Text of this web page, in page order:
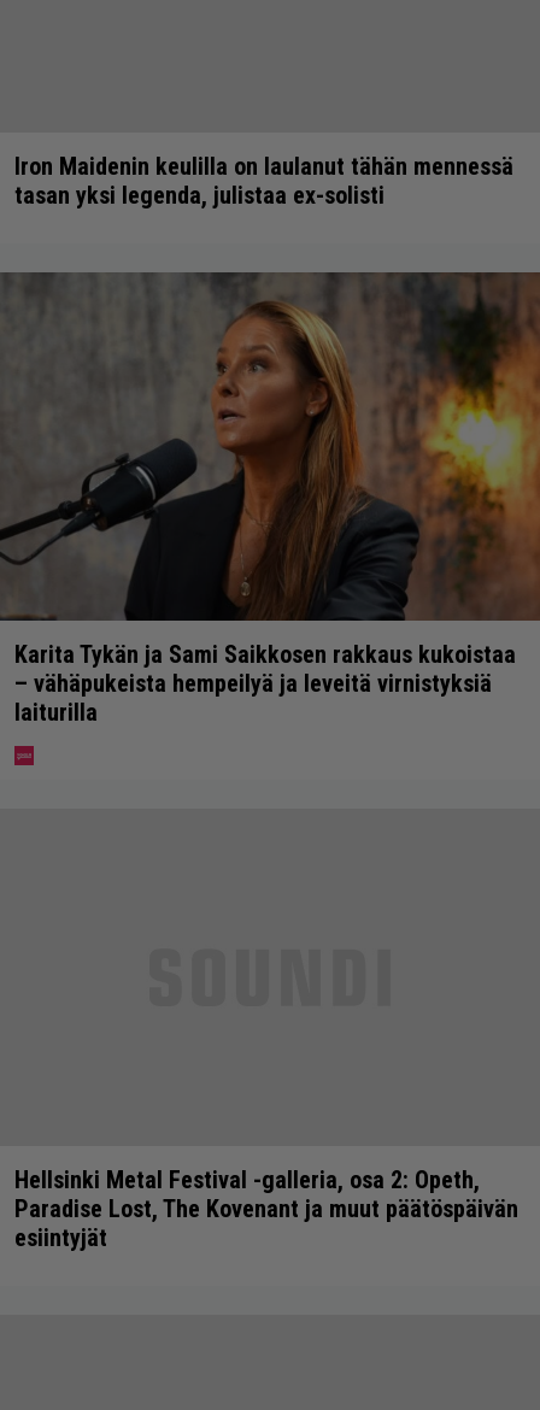
Iron Maidenin keulilla on laulanut tähän mennessä
tasan yksi legenda, julistaa ex-solisti
Karita Tykän ja Sami Saikkosen rakkaus kukoistaa
– vähäpukeista hempeilyä ja leveitä virnistyksiä
laiturilla
Hellsinki Metal Festival -galleria, osa 2: Opeth,
Paradise Lost, The Kovenant ja muut päätöspäivän
esiintyjät